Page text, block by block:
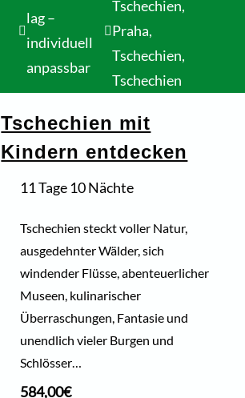
lag –
individuell
anpassbar
Tschechien,
Praha,
Tschechien,
Tschechien
Tschechien mit
Kindern entdecken
11 Tage 10 Nächte
Tschechien steckt voller Natur,
ausgedehnter Wälder, sich
windender Flüsse, abenteuerlicher
Museen, kulinarischer
Überraschungen, Fantasie und
unendlich vieler Burgen und
Schlösser…
584,00€